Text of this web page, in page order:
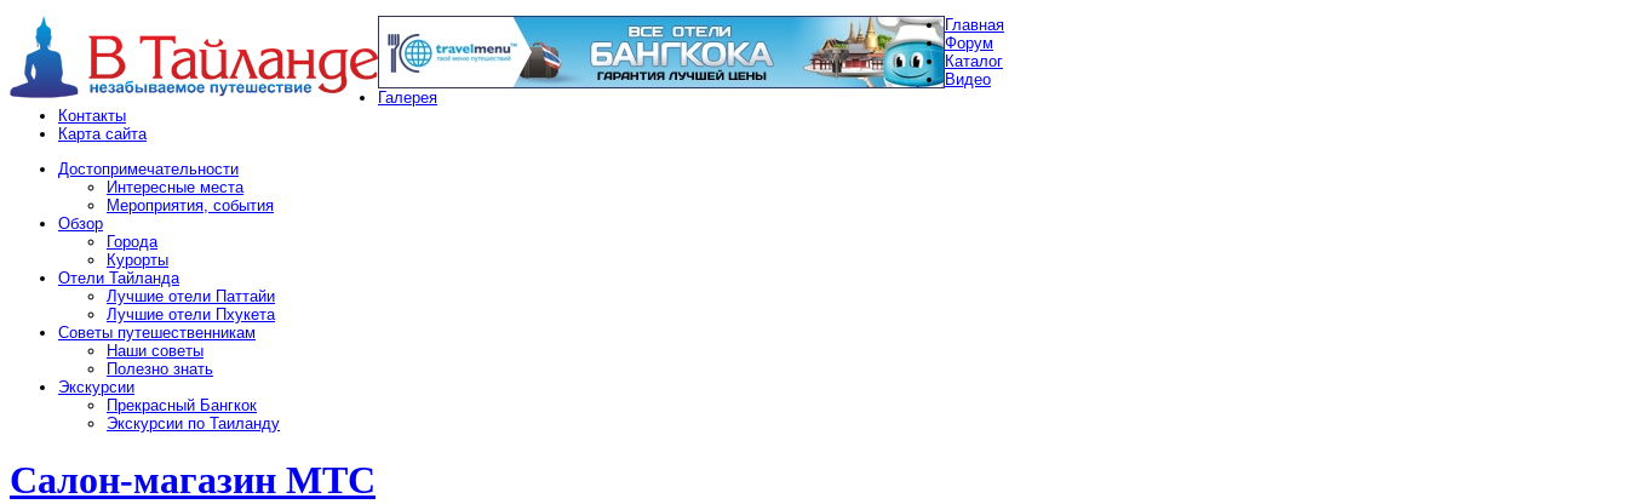
Главная
Форум
Каталог
Видео
Галерея
Контакты
Карта сайта
Достопримечательности
Интересные места
Мероприятия, события
Обзор
Города
Курорты
Отели Тайланда
Лучшие отели Паттайи
Лучшие отели Пхукета
Советы путешественникам
Наши советы
Полезно знать
Экскурсии
Прекрасный Бангкок
Экскурсии по Таиланду
Салон-магазин МТС